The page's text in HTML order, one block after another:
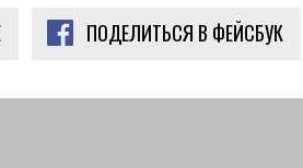
ПОДЕЛИТЬСЯ В ФЕЙСБУК